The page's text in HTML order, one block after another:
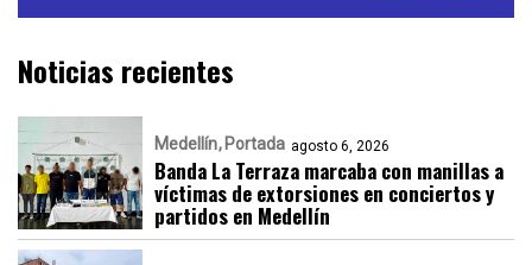
Noticias recientes
Medellín Portada agosto 6, 2026
Banda La Terraza marcaba con manillas a
víctimas de extorsiones en conciertos y
partidos en Medellín